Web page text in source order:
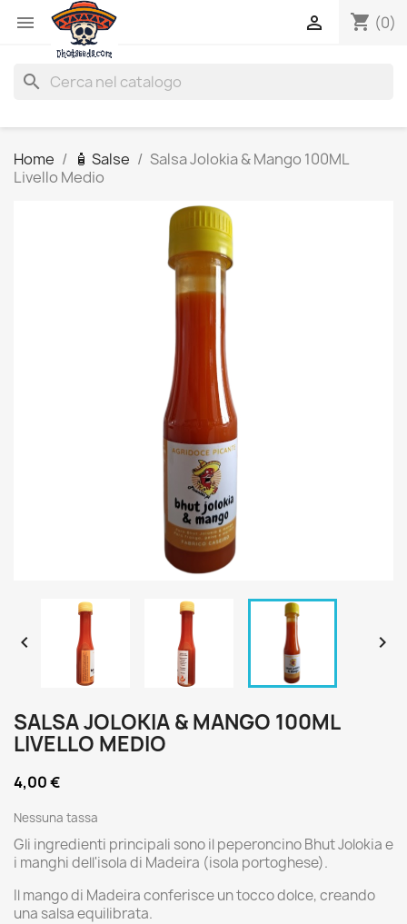
 shopping_cart (0)

search
Home 🧴 Salse
Salsa Jolokia & Mango 100ML
Livello Medio
 
SALSA JOLOKIA & MANGO 100ML
LIVELLO MEDIO
4,00 €
Nessuna tassa
Gli ingredienti principali sono il peperoncino Bhut Jolokia e
i manghi dell'isola di Madeira (isola portoghese).
Il mango di Madeira conferisce un tocco dolce, creando
una salsa equilibrata.